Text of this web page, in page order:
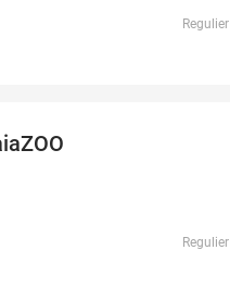
Regulier
Regulier